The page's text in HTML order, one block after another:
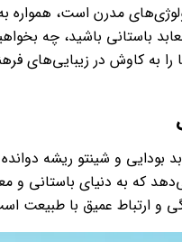
مدرن است، همواره
باستانی باشید، چه
را به کاوش در زیبایی‌های
بودایی و شینتو ریشه
که به دنیای باستانی و
و ارتباط عمیق با طبیعت